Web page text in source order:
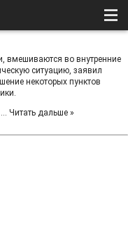
вмешиваются во внутренние
ситуацию, заявил
некоторых пунктов
... Читать дальше »